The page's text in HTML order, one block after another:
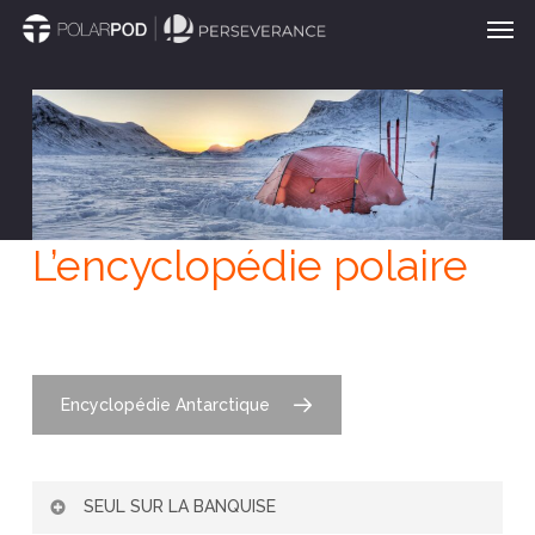
Passer
contenu
principal
L’encyclopédie polaire
Encyclopédie Antarctique
SEUL SUR LA BANQUISE